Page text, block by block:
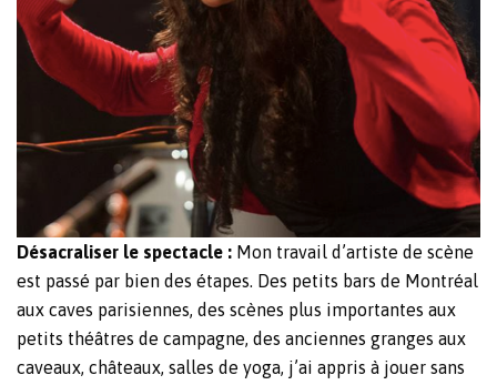
Désacraliser le spectacle : Mon travail d’artiste de scène
est passé par bien des étapes. Des petits bars de Montréal
aux caves parisiennes, des scènes plus importantes aux
petits théâtres de campagne, des anciennes granges aux
caveaux, châteaux, salles de yoga, j’ai appris à jouer sans